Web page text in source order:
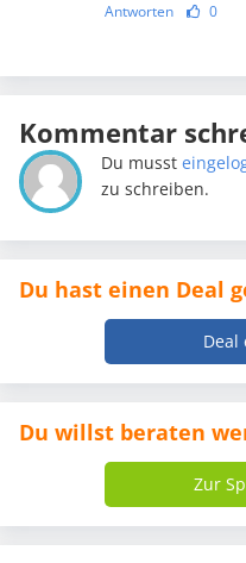
Antworten 0
Kommentar
Du musst
zu schreiben.
Du hast einen Deal
Deal
Du willst beraten
Zur